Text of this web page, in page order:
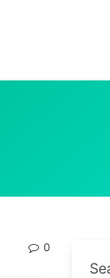
0